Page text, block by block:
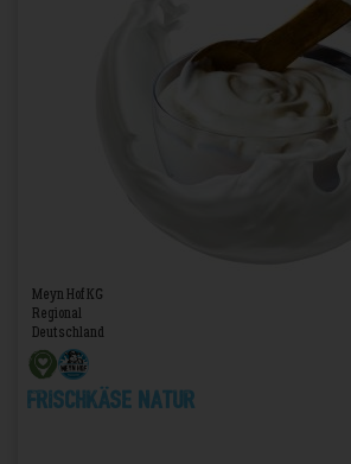
Meyn Hof KG
Regional
Deutschland
Frischkäse Natur